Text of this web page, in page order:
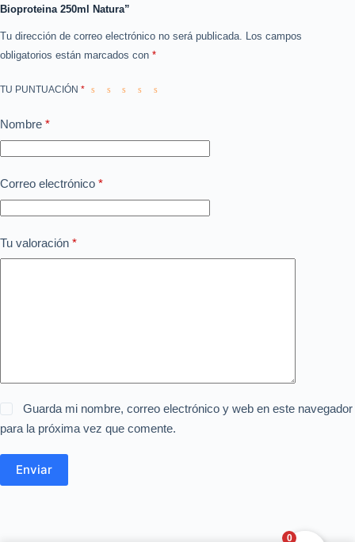
Bioproteina 250ml Natura”
Tu dirección de correo electrónico no será publicada.
Los campos
obligatorios están marcados con *
TU PUNTUACIÓN *
Nombre *
Correo electrónico *
Tu valoración *
Guarda mi nombre, correo electrónico y web en este navegador
para la próxima vez que comente.
Enviar
0